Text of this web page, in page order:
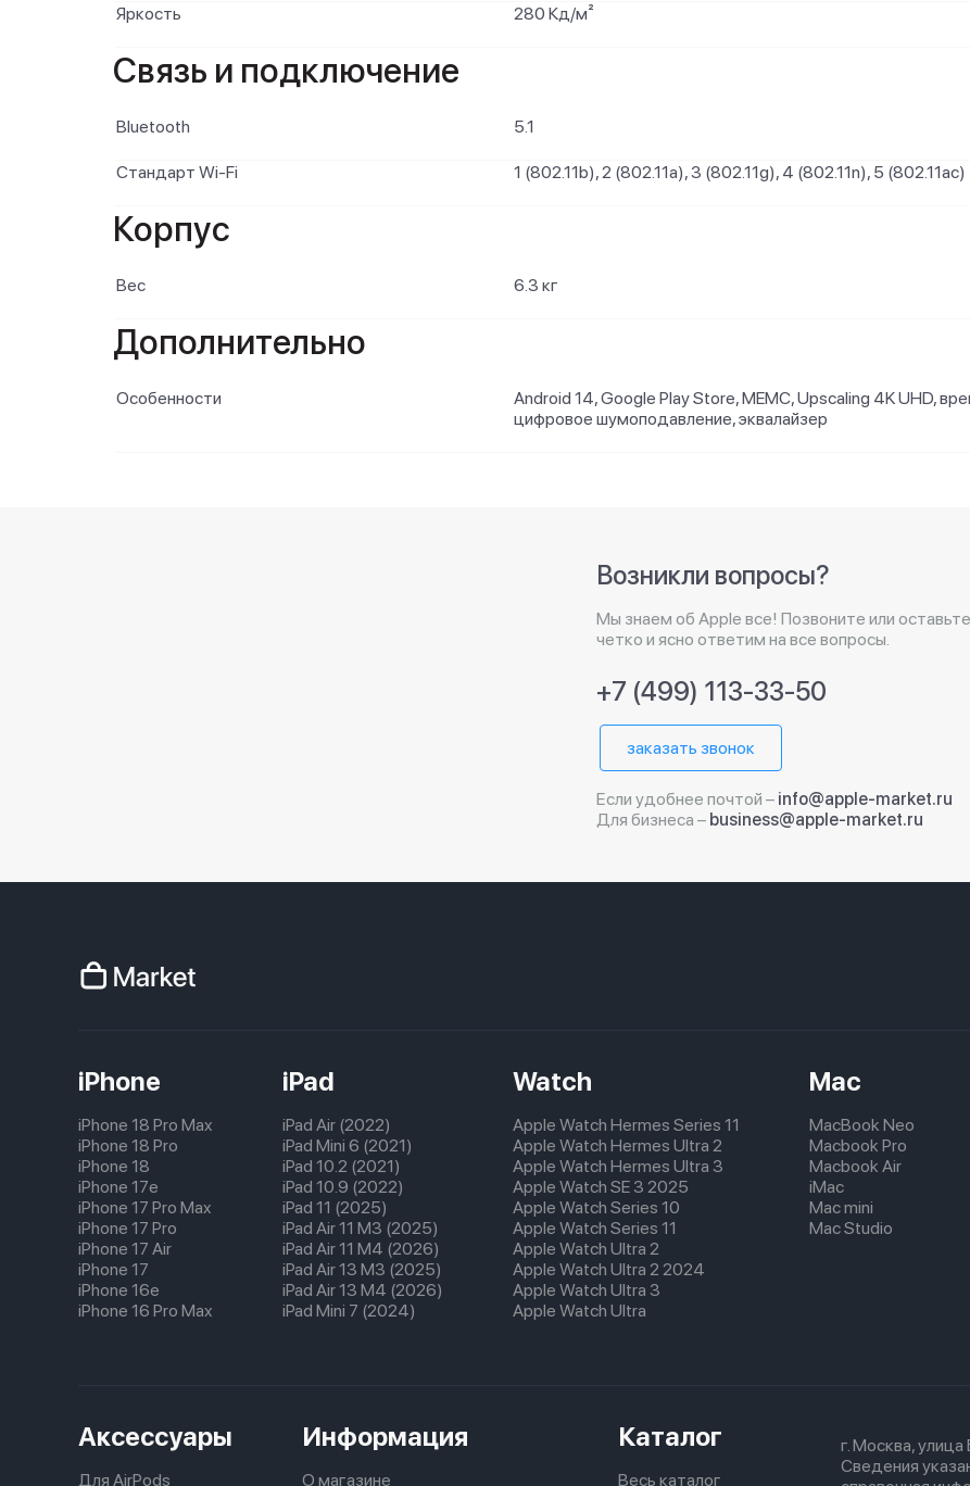
Яркость 280 Кд/м²
Связь и подключение
Bluetooth 5.1
Стандарт Wi-Fi 1 (802.11b), 2 (802.11a), 3 (802.11g), 4 (802.11n), 5 (802.11ac)
Корпус
Вес 6.3 кг
Дополнительно
Особенности
Android 14, Google Play Store, MEMC, Upscaling 4K UHD,
цифровое шумоподавление, эквалайзер
Возникли вопросы?
Мы знаем об Apple все! Позвоните или
четко и ясно ответим на все вопросы.
+7 (499) 113-33-50
заказать звонок
Если удобнее почтой – info@apple-market.ru
Для бизнеса – business@apple-market.ru
iPhone
iPhone 18 Pro Max
iPhone 18 Pro
iPhone 18
iPhone 17e
iPhone 17 Pro Max
iPhone 17 Pro
iPhone 17 Air
iPhone 17
iPhone 16e
iPhone 16 Pro Max
iPad
iPad Air (2022)
iPad Mini 6 (2021)
iPad 10.2 (2021)
iPad 10.9 (2022)
iPad 11 (2025)
iPad Air 11 M3 (2025)
iPad Air 11 M4 (2026)
iPad Air 13 M3 (2025)
iPad Air 13 M4 (2026)
iPad Mini 7 (2024)
Watch
Apple Watch Hermes Series 11
Apple Watch Hermes Ultra 2
Apple Watch Hermes Ultra 3
Apple Watch SE 3 2025
Apple Watch Series 10
Apple Watch Series 11
Apple Watch Ultra 2
Apple Watch Ultra 2 2024
Apple Watch Ultra 3
Apple Watch Ultra
Mac
MacBook Neo
Macbook Pro
Macbook Air
iMac
Mac mini
Mac Studio
Аксессуары
Для AirPods
Информация
О магазине
Каталог
Весь каталог
г. Москва,
Сведения